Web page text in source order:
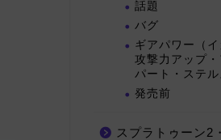
話題
バグ
ギアパワー（
攻撃力アップ
パート・ステ
発売前
スプラトゥーン2